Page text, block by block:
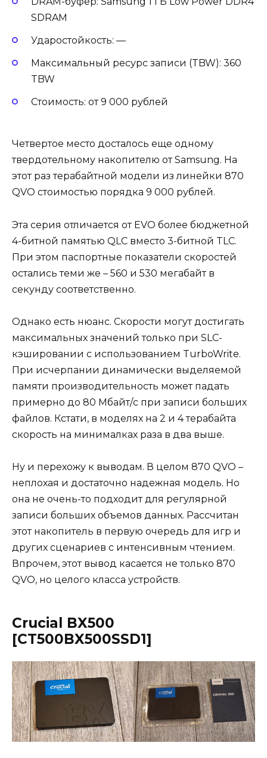
SDRAM
Ударостойкость: —
Максимальный ресурс записи (TBW): 360
TBW
Стоимость: от 9 000 рублей
Четвертое место досталось еще одному
твердотельному накопителю от Samsung. На
этот раз терабайтной модели из линейки 870
QVO стоимостью порядка 9 000 рублей.
Эта серия отличается от EVO более бюджетной
4-битной памятью QLC вместо 3-битной TLC.
При этом паспортные показатели скоростей
остались теми же – 560 и 530 мегабайт в
секунду соответственно.
Однако есть нюанс. Скорости могут достигать
максимальных значений только при SLC-
кэшировании с использованием TurboWrite.
При исчерпании динамически выделяемой
памяти производительность может падать
примерно до 80 Мбайт/с при записи больших
файлов. Кстати, в моделях на 2 и 4 терабайта
скорость на минималках раза в два выше.
Ну и перехожу к выводам. В целом 870 QVO –
неплохая и достаточно надежная модель. Но
она не очень-то подходит для регулярной
записи больших объемов данных. Рассчитан
этот накопитель в первую очередь для игр и
других сценариев с интенсивным чтением.
Впрочем, этот вывод касается не только 870
QVO, но целого класса устройств.
Crucial BX500
[CT500BX500SSD1]